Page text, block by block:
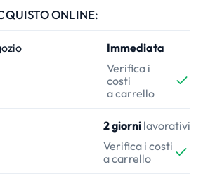
ONLINE:
Immediata
Verifica i
costi
a carrello
2 giorni lavorativi
Verifica i costi
a carrello